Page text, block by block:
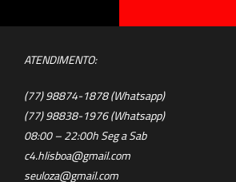
ATENDIMENTO:
(77) 98874-1878 (Whatsapp)
(77) 98838-1976 (Whatsapp)
08:00 – 22:00h Seg a Sab
c4.hlisboa@gmail.com
seuloza@gmail.com